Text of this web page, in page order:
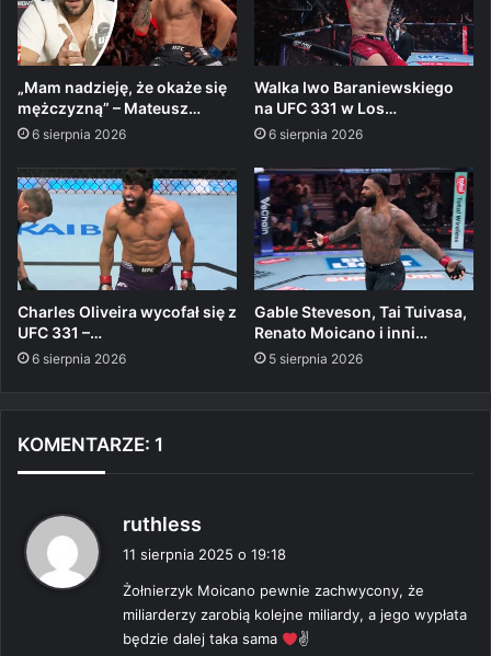
„Mam nadzieję, że okaże się
mężczyzną” – Mateusz…
6 sierpnia 2026
Walka Iwo Baraniewskiego
na UFC 331 w Los…
6 sierpnia 2026
Charles Oliveira wycofał się z
UFC 331 –…
6 sierpnia 2026
Gable Steveson, Tai Tuivasa,
Renato Moicano i inni…
5 sierpnia 2026
KOMENTARZE: 1
ruthless
i
z
e
:
11 sierpnia 2025 o 19:18
Żołnierzyk Moicano pewnie zachwycony, że
miliarderzy zarobią kolejne miliardy, a jego wypłata
będzie dalej taka sama
✌